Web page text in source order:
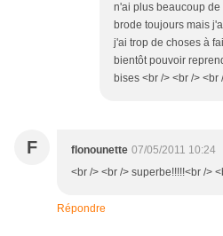
n'ai plus beaucoup
brode toujours mais
j'ai trop de choses à
bientôt pouvoir
bises <br /> <br /> <br
F flonounette 07/05/2011 10:24
<br /> <br /> superbe!!!!!<br />
Répondre